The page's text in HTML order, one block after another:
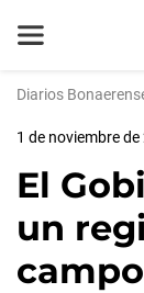
Diarios
1 de noviembre
El
un